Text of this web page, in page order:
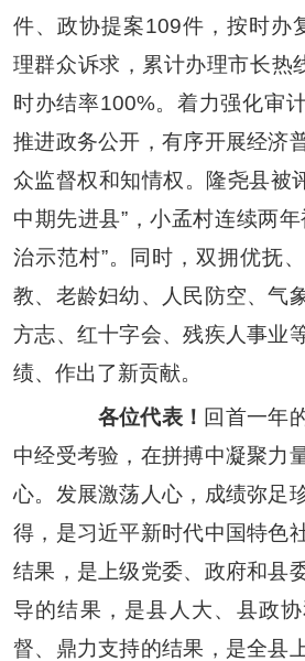
件、政协提案109件，按时办
理群众诉求，累计办理市长热
时办结率100%。着力强化审
推进政务公开，有序开展经济
众监督权和知情权。隆尧县被
中期先进县”，小孟村连续两
治示范村”。同时，双拥优抚
教、老龄妇幼、人民防空、气
方志、红十字会、残疾人事业
绩、作出了新贡献。
各位代表！ 回首一年
中经受考验，在拼搏中凝聚力
心。发展激荡人心，成绩弥足
得，是习近平新时代中国特色
结果，是上级党委、政府和县
导的结果，是县人大、县政
督、鼎力支持的结果，是全县